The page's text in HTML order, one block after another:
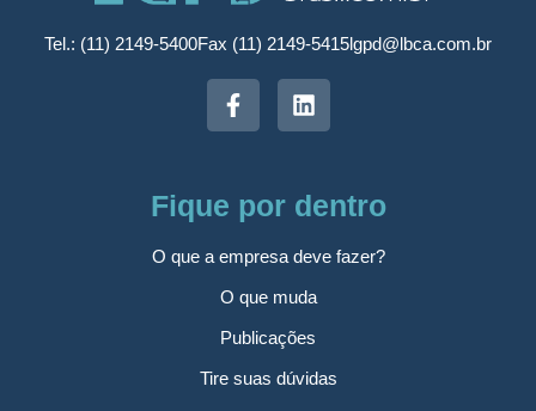
Tel.: (11) 2149-5400Fax (11) 2149-5415lgpd@lbca.com.br
Fique por dentro
O que a empresa deve fazer?
O que muda
Publicações
Tire suas dúvidas